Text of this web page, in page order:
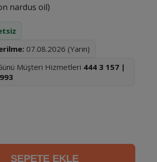
nardus oil)
07.08.2026 (Yarın)
Müşteri Hizmetleri 444 3 157 |
SEPETE EKLE